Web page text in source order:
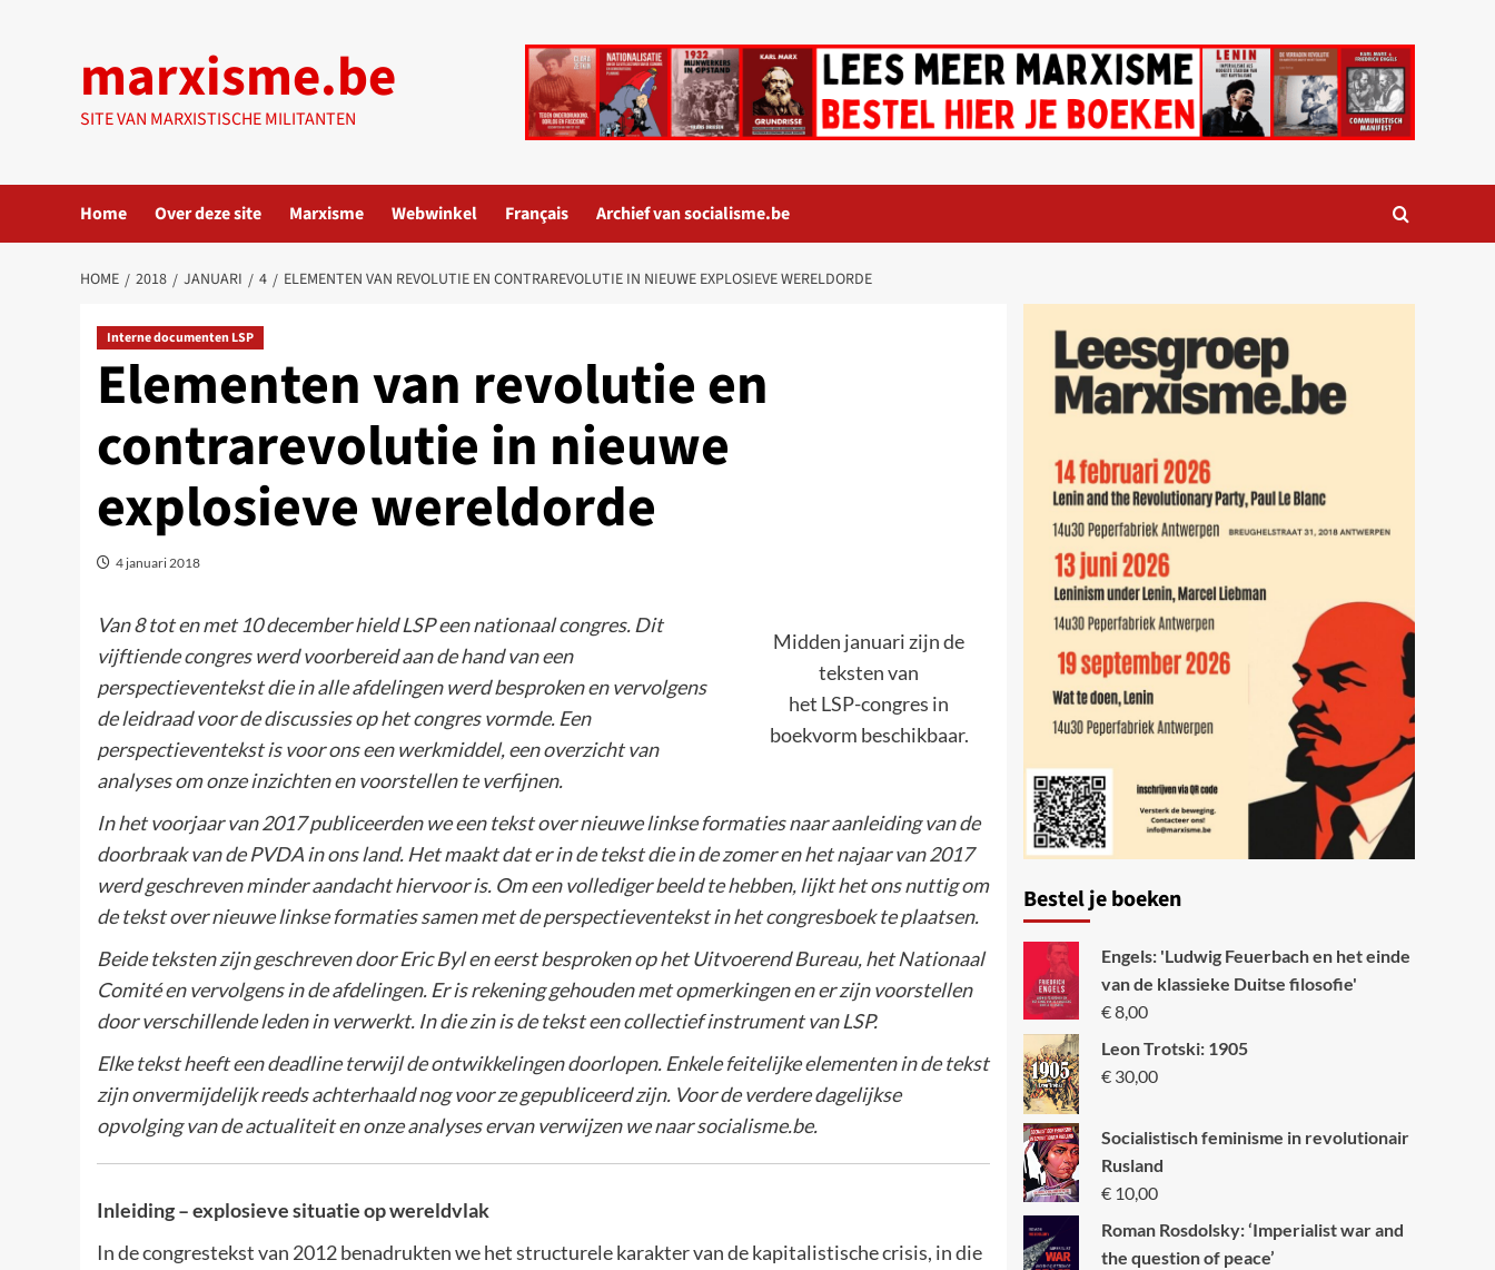
marxisme.be
SITE VAN MARXISTISCHE MILITANTEN
Home Over deze site Marxisme Webwinkel Français Archief van socialisme.be
HOME 2018 JANUARI 4 ELEMENTEN VAN REVOLUTIE EN CONTRAREVOLUTIE IN NIEUWE EXPLOSIEVE WERELDORDE
Interne documenten LSP
Elementen van revolutie en
contrarevolutie in nieuwe
explosieve wereldorde
4 januari 2018
Midden januari zijn de
teksten van
het LSP-congres in
boekvorm beschikbaar.
Van 8 tot en met 10 december hield LSP een nationaal congres. Dit
vijftiende congres werd voorbereid aan de hand van een
perspectieventekst die in alle afdelingen werd besproken en vervolgens
de leidraad voor de discussies op het congres vormde. Een
perspectieventekst is voor ons een werkmiddel, een overzicht van
analyses om onze inzichten en voorstellen te verfijnen.
In het voorjaar van 2017 publiceerden we een tekst over nieuwe linkse formaties naar aanleiding van de
doorbraak van de PVDA in ons land. Het maakt dat er in de tekst die in de zomer en het najaar van 2017
werd geschreven minder aandacht hiervoor is. Om een vollediger beeld te hebben, lijkt het ons nuttig om
de tekst over nieuwe linkse formaties samen met de perspectieventekst in het congresboek te plaatsen.
Beide teksten zijn geschreven door Eric Byl en eerst besproken op het Uitvoerend Bureau, het Nationaal
Comité en vervolgens in de afdelingen. Er is rekening gehouden met opmerkingen en er zijn voorstellen
door verschillende leden in verwerkt. In die zin is de tekst een collectief instrument van LSP.
Elke tekst heeft een deadline terwijl de ontwikkelingen doorlopen. Enkele feitelijke elementen in de tekst
zijn onvermijdelijk reeds achterhaald nog voor ze gepubliceerd zijn. Voor de verdere dagelijkse
opvolging van de actualiteit en onze analyses ervan verwijzen we naar socialisme.be.
Inleiding – explosieve situatie op wereldvlak
In de congrestekst van 2012 benadrukten we het structurele karakter van de kapitalistische crisis, in die
Bestel je boeken
Engels: 'Ludwig Feuerbach en het einde
van de klassieke Duitse filosofie'
€8,00
Leon Trotski: 1905
€30,00
Socialistisch feminisme in revolutionair
Rusland
€10,00
Roman Rosdolsky: ‘Imperialist war and
the question of peace’